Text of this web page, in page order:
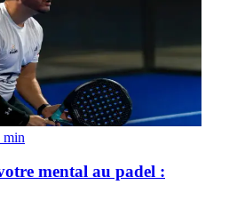
min
mental au padel :